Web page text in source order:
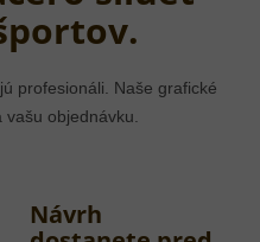
profesionáli. Naše grafické
objednávku.
Návrh